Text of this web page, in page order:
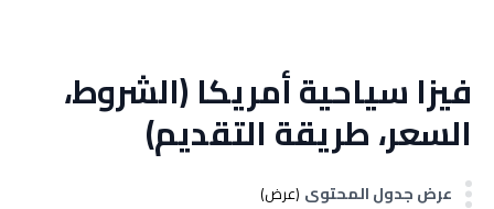
فيزا سياحية أمريكا (الشروط،
السعر، طريقة التقديم)
عرض جدول المحتوى (عرض)